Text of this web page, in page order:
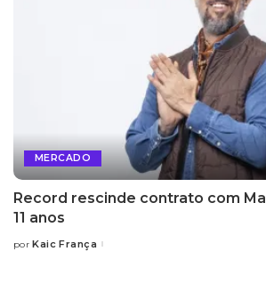
MERCADO
Record rescinde contrato com
11 anos
Posted
por Kaic França